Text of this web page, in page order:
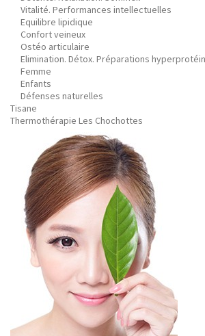
Vitalité. Performances intellectuelles
Equilibre lipidique
Confort veineux
Ostéo articulaire
Elimination. Détox. Préparations
Femme
Enfants
Défenses naturelles
Tisane
Thermothérapie Les Chochottes